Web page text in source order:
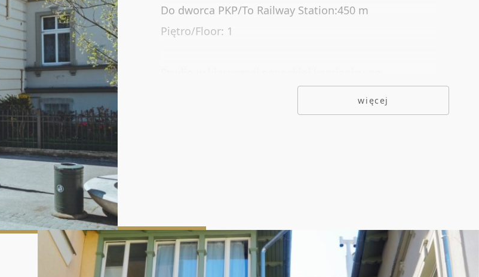
Oferty specjalne Oferty bez prowizji Oferty na wyłączność
Do dworca PKP/To Railway Station:450 m
Piętro/Floor: 1
oryginalna drewniana podłoga.
mając pod ręką plażę, ale i nocne życie. Apartament w
pełni wyposażony.
więcej